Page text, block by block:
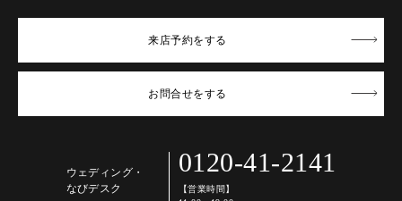
来店予約をする
お問合せをする
ウェディング・
なびデスク
0120-41-2141
【営業時間】